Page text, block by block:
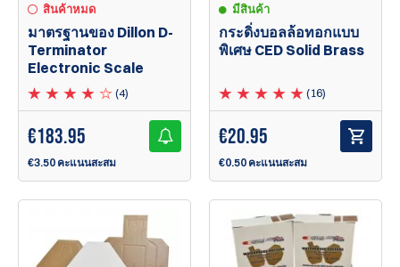
สินค้าหมด
มาตรฐานของ Dillon D-
Terminator
Electronic Scale
(4)
€183.95
€3.50 คะแนนสะสม
มีสินค้า
กระดิ่งบอลล้อทอกแบบ
พิเศษ CED Solid Brass
(16)
€20.95
€0.50 คะแนนสะสม